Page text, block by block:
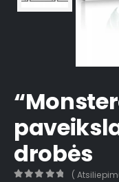
drobės
(